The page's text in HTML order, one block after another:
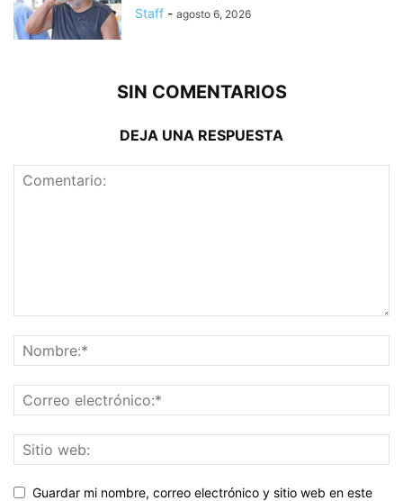
Staff - agosto 6, 2026
SIN COMENTARIOS
DEJA UNA RESPUESTA
Guardar mi nombre, correo electrónico y sitio web en este